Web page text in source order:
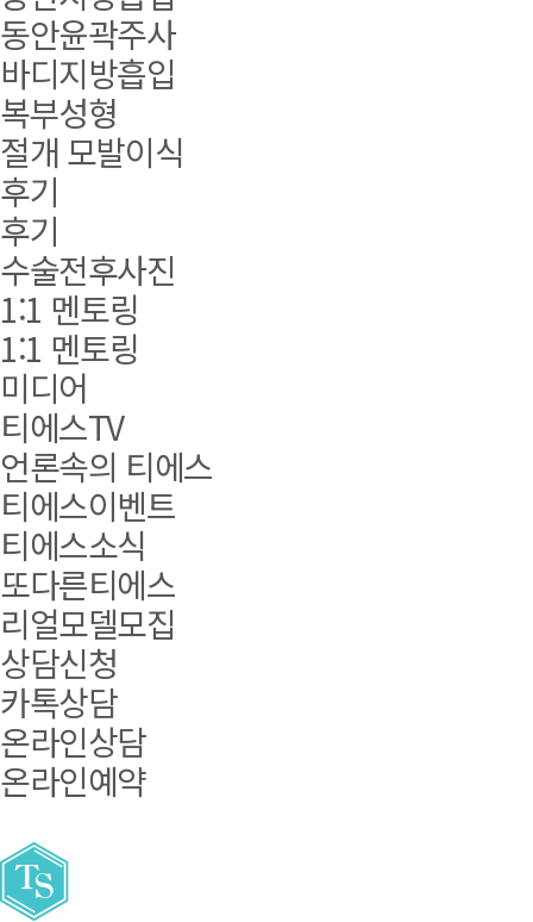
동안윤곽주사
바디지방흡입
복부성형
절개 모발이식
후기
후기
수술전후사진
1:1 멘토링
1:1 멘토링
미디어
티에스TV
언론속의 티에스
티에스이벤트
티에스소식
또다른티에스
리얼모델모집
상담신청
카톡상담
온라인상담
온라인예약